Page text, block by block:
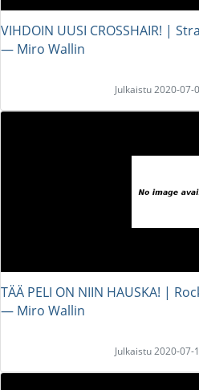
VIHDOIN UUSI CROSSHAIR! |
― Miro Wallin
Julkaistu 2020-
TÄÄ PELI ON NIIN HAUSKA! |
― Miro Wallin
Julkaistu 2020-